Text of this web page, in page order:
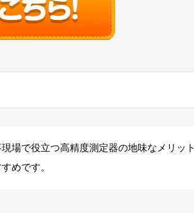
場で役立つ高精度測定器の地味なメリット
めです。